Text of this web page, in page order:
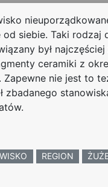
siebie. Taki rodzaj
był
ceramiki z
nie jest to
zbadanego
REGION